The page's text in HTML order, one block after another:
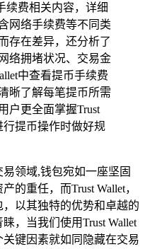
续费相关内容，详细
网络手续费等不同类
存在差异，还分析了
络拥堵状况、交易金
中查看提币手续费
晰了解每笔提币所需
户更全面掌握Trust
行提币操作时做好规
领域,钱包宛如一座坚固
的重任，而Trust Wallet，
以其独特的优势和卓越的
，当我们使用Trust Wallet
关键因素就如同隐藏在交易